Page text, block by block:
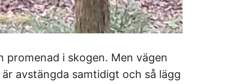
promenad i skogen. Men vägen
avstängda samtidigt och så lägg